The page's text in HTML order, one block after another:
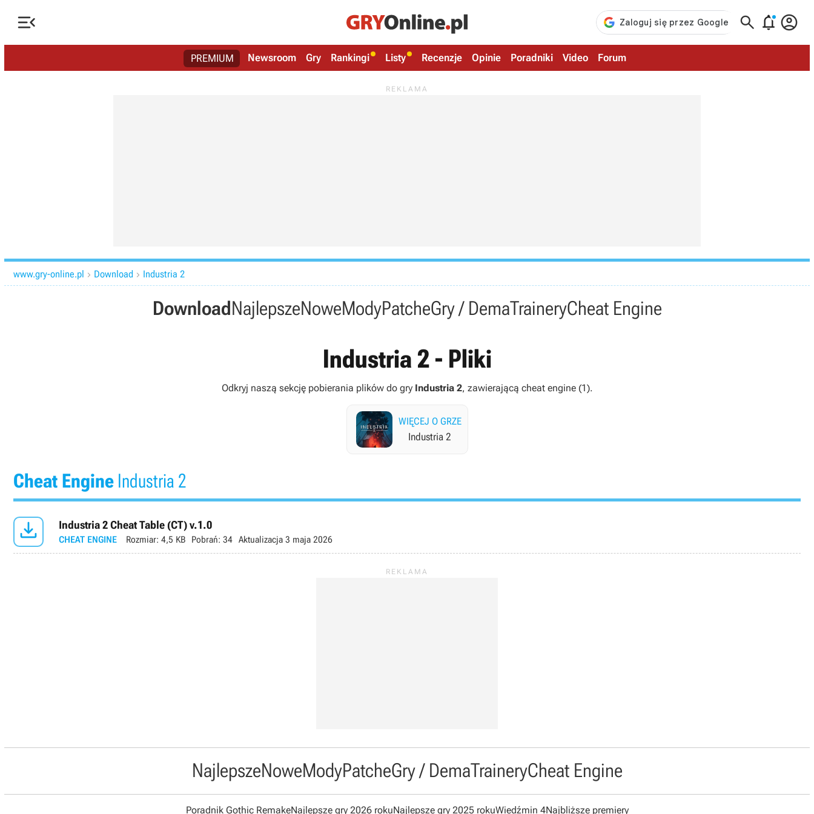
   
PREMIUM Newsroom Gry Rankingi Listy Recenzje Opinie Poradniki Video Forum
www.gry-online.pl  Download  Industria 2
DownloadNajlepszeNoweModyPatcheGry / DemaTraineryCheat Engine
Industria 2 - Pliki
Odkryj naszą sekcję pobierania plików do gry Industria 2, zawierającą cheat engine (1).
WIĘCEJ O GRZE
Industria 2
Cheat Engine Industria 2
 Industria 2 Cheat Table (CT) v.1.0
CHEAT ENGINE Rozmiar: 4,5 KB Pobrań: 34 Aktualizacja 3 maja 2026
NajlepszeNoweModyPatcheGry / DemaTraineryCheat Engine
Poradnik Gothic RemakeNajlepsze gry 2026 rokuNajlepsze gry 2025 rokuWiedźmin 4Najbliższe premiery